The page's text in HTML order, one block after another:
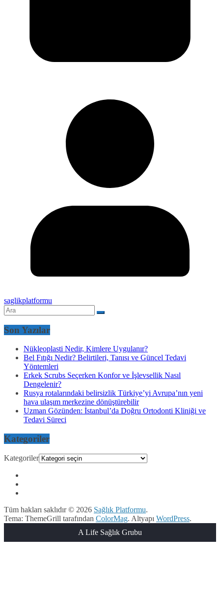
saglikplatformu
Son Yazılar
Nükleoplasti Nedir, Kimlere Uygulanır?
Bel Fıtığı Nedir? Belirtileri, Tanısı ve Güncel Tedavi
Yöntemleri
Erkek Scrubs Seçerken Konfor ve İşlevsellik Nasıl
Dengelenir?
Rusya rotalarındaki belirsizlik Türkiye’yi Avrupa’nın yeni
hava ulaşım merkezine dönüştürebilir
Uzman Gözünden: İstanbul’da Doğru Ortodonti Kliniği ve
Tedavi Süreci
Kategoriler
Kategoriler
Tüm hakları saklıdır © 2026 Sağlık Platformu.
Tema: ThemeGrill tarafından ColorMag. Altyapı WordPress.
A Life Sağlık Grubu